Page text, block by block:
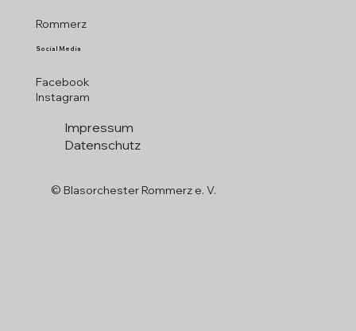
Rommerz
Social Media
Facebook
Instagram
Impressum
Datenschutz
© Blasorchester Rommerz e. V.